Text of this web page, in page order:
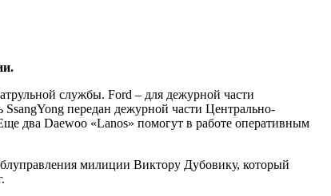
службы. Ford – для дежурной части
передан дежурной части Центрально-
два Daewoo «Lanos» помогут в работе оперативным
милиции Виктору Дубовику, который